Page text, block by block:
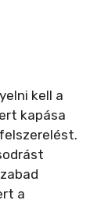
kell a
kapása
a